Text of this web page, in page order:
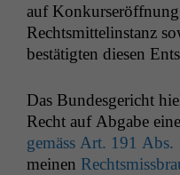
auf
Rechtsmit­telin­stanz
bestätigten diesen
Das Bun­des­gericht
Recht auf Abgabe
gemäss Art. 191 Abs.
meinen